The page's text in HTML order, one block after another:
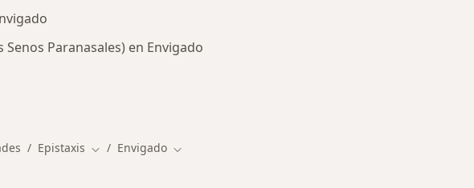
Paranasales) en Envigado
Epistaxis Cambiar de ciudad
Envigado Cambiar de ciudad